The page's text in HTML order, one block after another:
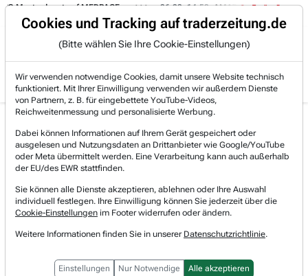
Trading-Room
auf MEDPACE. 06.08. 14:58 AMAZON (i) hat zwei Tage
Basler Aktie News &
Nachrichten
[WKN: 510200 | Symbol: BSL]
Realtimekurs
0,00 %
24,05 €
1T 3M 1J 3J 10J Alles
Cookies und Tracking auf traderzeitung.de
(Bitte wählen Sie Ihre Cookie-Einstellungen)
Wir verwenden notwendige Cookies, damit unsere Website technisch
funktioniert. Mit Ihrer Einwilligung verwenden wir außerdem Dienste
von Partnern, z. B. für eingebettete YouTube-Videos,
Reichweitenmessung und personalisierte Werbung.
Dabei können Informationen auf Ihrem Gerät gespeichert oder
ausgelesen und Nutzungsdaten an Drittanbieter wie Google/YouTube
oder Meta übermittelt werden. Eine Verarbeitung kann auch außerhalb
der EU/des EWR stattfinden.
Sie können alle Dienste akzeptieren, ablehnen oder Ihre Auswahl
individuell festlegen. Ihre Einwilligung können Sie jederzeit über die
Cookie-Einstellungen im Footer widerrufen oder ändern.
Weitere Informationen finden Sie in unserer Datenschutzrichtlinie.
Einstellungen Nur Notwendige Alle akzeptieren